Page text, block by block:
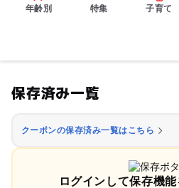
年齢別 特集 子育て
保存済み一覧
クーポンの保存済み一覧はこちら
ログインして保存機